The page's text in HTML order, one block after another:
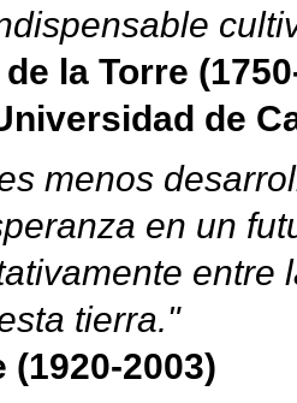
la Torre
de
menos
en un
entre
tierra."
(1920-2003)